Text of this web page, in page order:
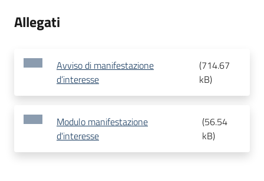
Allegati
Avviso di manifestazione
d’interesse
(714.67
kB)
Modulo manifestazione
d'interesse
(56.54
kB)